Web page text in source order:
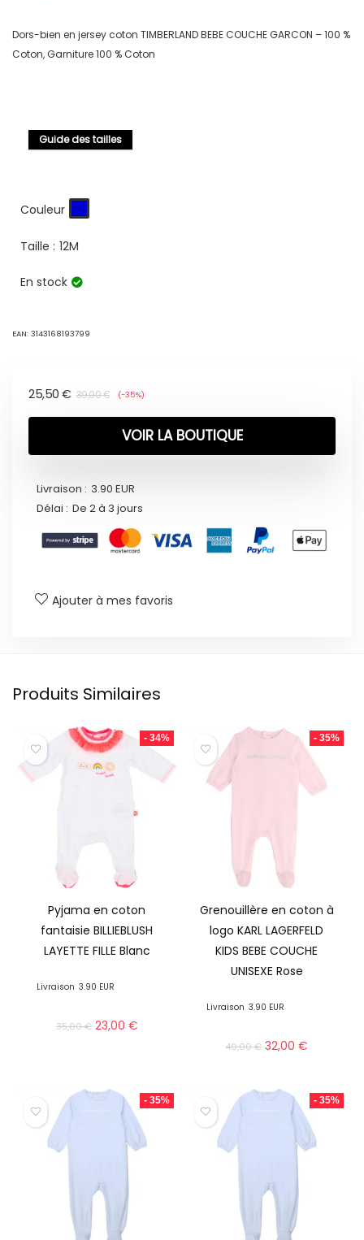
Dors-bien en jersey coton TIMBERLAND BEBE COUCHE GARCON – 100 %
Coton, Garniture 100 % Coton
Guide des tailles
Couleur
Taille : 12M
En stock
EAN: 3143168193799
39,00€
25,50 € (-35%)
VOIR LA BOUTIQUE
Livraison : 3.90 EUR
Délai : De 2 à 3 jours
Ajouter à mes favoris
Produits Similaires
- 34%
Pyjama en coton
fantaisie BILLIEBLUSH
LAYETTE FILLE Blanc
Livraison 3.90 EUR
35,00€ 23,00 €
- 35%
Grenouillère en coton à
logo KARL LAGERFELD
KIDS BEBE COUCHE
UNISEXE Rose
Livraison 3.90 EUR
49,00€ 32,00€
- 35% - 35%